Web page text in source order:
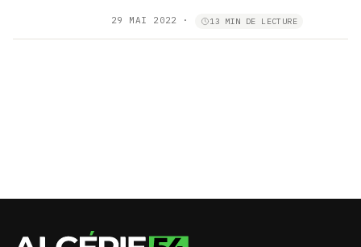
29 MAI 2022 · 13 MIN DE LECTURE